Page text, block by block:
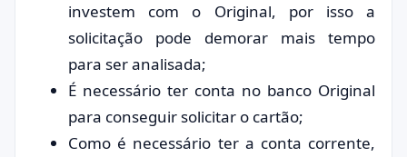
investem com o Original, por isso a
solicitação pode demorar mais tempo
para ser analisada;
É necessário ter conta no banco Original
para conseguir solicitar o cartão;
Como é necessário ter a conta corrente,